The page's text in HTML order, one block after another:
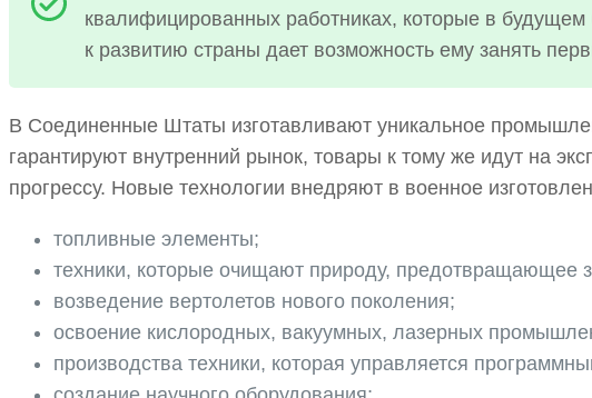
квалифицированных работниках, которые в
к развитию страны дает возможность ему занять
В Соединенные Штаты изготавливают уникальное
гарантируют внутренний рынок, товары к тому же идут на
прогрессу. Новые технологии внедряют в военное
топливные элементы;
техники, которые очищают природу, предотвращающее
возведение вертолетов нового поколения;
освоение кислородных, вакуумных, лазерных
производства техники, которая управляется